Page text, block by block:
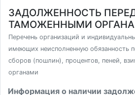
ЗАДОЛЖЕННОСТЬ
ТАМОЖЕННЫМИ
Перечень организаций и
имеющих неисполненную обязанность
сборов (пошлин), процентов, пеней,
органами
Информация о наличии